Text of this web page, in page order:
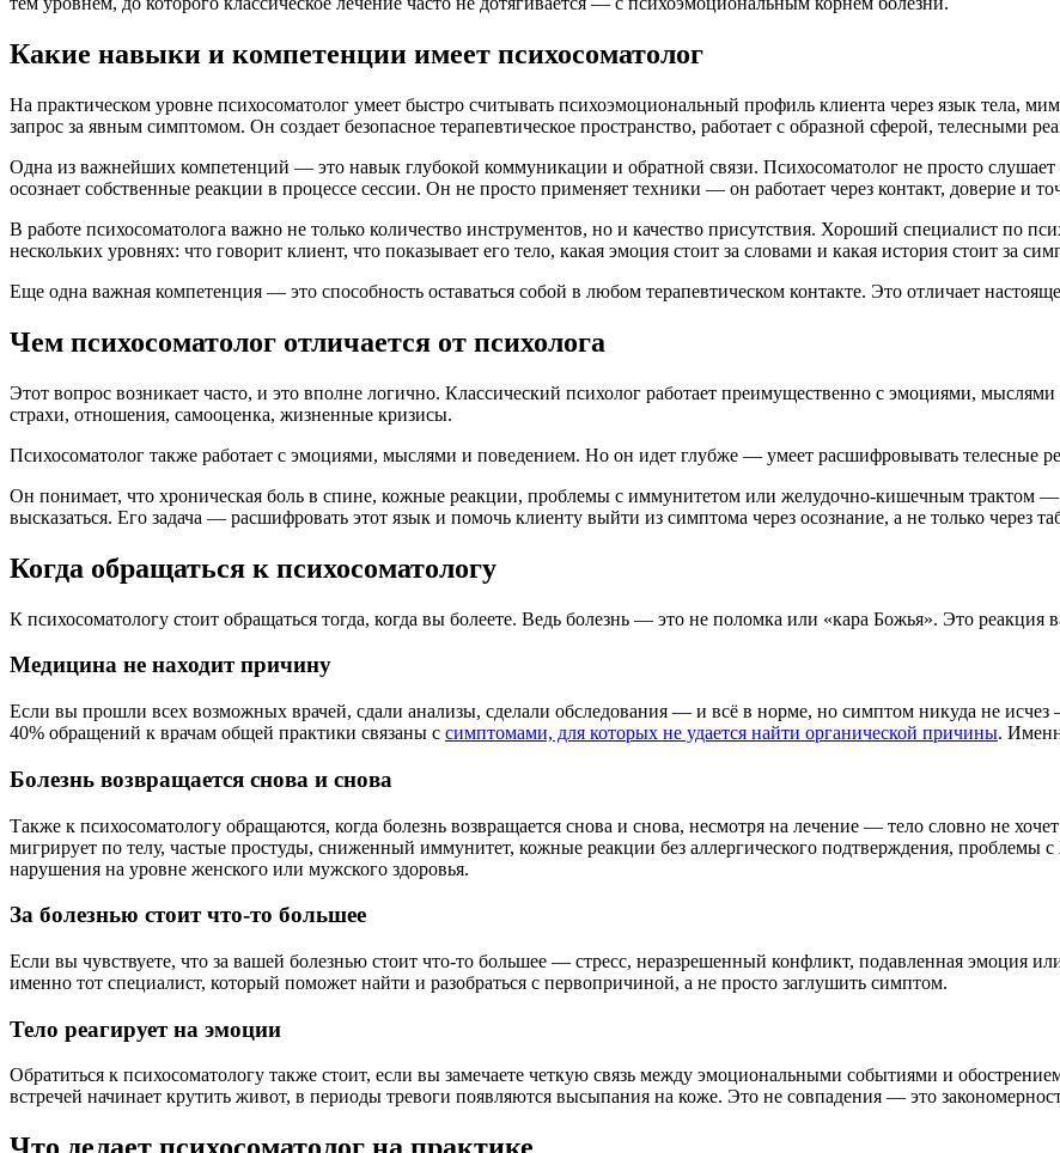
Какие навыки и компетенции имеет психосоматолог
На практическом уровне психосоматолог умеет быстро считывать психоэмоциональный профиль клиента через язык тела,
запрос за явным симптомом. Он создает безопасное терапевтическое пространство, работает с образной сферой, телесными
Одна из важнейших компетенций — это навык глубокой коммуникации и обратной связи. Психосоматолог не просто слушает
осознает собственные реакции в процессе сессии. Он не просто применяет техники — он работает через контакт, доверие и
В работе психосоматолога важно не только количество инструментов, но и качество присутствия. Хороший специалист по
нескольких уровнях: что говорит клиент, что показывает его тело, какая эмоция стоит за словами и какая история стоит за
Еще одна важная компетенция — это способность оставаться собой в любом терапевтическом контакте. Это отличает
Чем психосоматолог отличается от психолога
Этот вопрос возникает часто, и это вполне логично. Классический психолог работает преимущественно с эмоциями,
страхи, отношения, самооценка, жизненные кризисы.
Психосоматолог также работает с эмоциями, мыслями и поведением. Но он идет глубже — умеет расшифровывать телесные
Он понимает, что хроническая боль в спине, кожные реакции, проблемы с иммунитетом или желудочно-кишечным трактом —
высказаться. Его задача — расшифровать этот язык и помочь клиенту выйти из симптома через осознание, а не только через
Когда обращаться к психосоматологу
К психосоматологу стоит обращаться тогда, когда вы болеете. Ведь болезнь — это не поломка или «кара Божья». Это
Медицина не находит причину
Если вы прошли всех возможных врачей, сдали анализы, сделали обследования — и всё в норме, но симптом никуда не исчез
40% обращений к врачам общей практики связаны с симптомами, для которых не удается найти органической причины.
Болезнь возвращается снова и снова
Также к психосоматологу обращаются, когда болезнь возвращается снова и снова, несмотря на лечение — тело словно не
мигрирует по телу, частые простуды, сниженный иммунитет, кожные реакции без аллергического подтверждения,
нарушения на уровне женского или мужского здоровья.
За болезнью стоит что-то большее
Если вы чувствуете, что за вашей болезнью стоит что-то большее — стресс, неразрешенный конфликт, подавленная эмоция
именно тот специалист, который поможет найти и разобраться с первопричиной, а не просто заглушить симптом.
Тело реагирует на эмоции
Обратиться к психосоматологу также стоит, если вы замечаете четкую связь между эмоциональными событиями и
встречей начинает крутить живот, в периоды тревоги появляются высыпания на коже. Это не совпадения — это